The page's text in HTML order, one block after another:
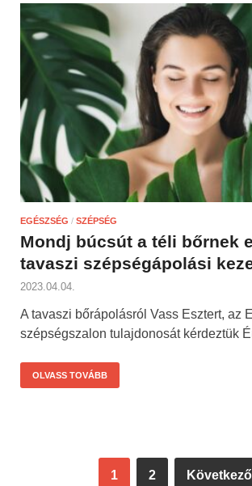
EGÉSZSÉG / SZÉPSÉG
Mondj búcsút a téli bőrnek
tavaszi szépségápolási
2023.04.04.
A tavaszi bőrápolásról Vass Esztert, az
szépségszalon tulajdonosát kérdeztük
OLVASS TOVÁBB
1 2 Következő